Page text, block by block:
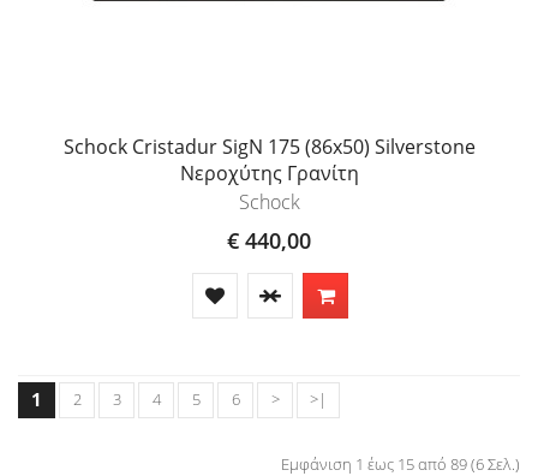
Schock Cristadur SigN 175 (86x50) Silverstone
Νεροχύτης Γρανίτη
Schock
€ 440,00
1 2 3 4 5 6 > >|
Εμφάνιση 1 έως 15 από 89 (6 Σελ.)